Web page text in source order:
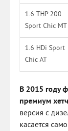
1.6 THP 200
Sport Chic MT
1.6 HDi Sport
Chic AT
В 2015 году
премиум
версия с
касается